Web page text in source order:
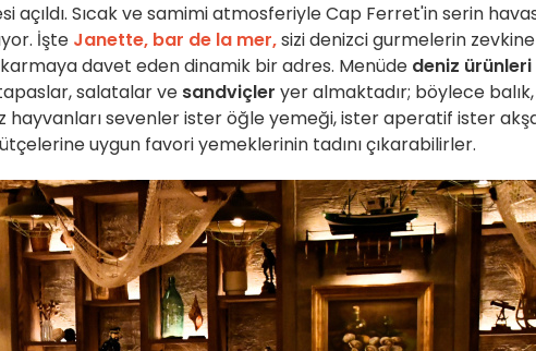
açıldı. Sıcak ve samimi atmosferiyle Cap Ferret'in serin
İşte Janette, bar de la mer,sizi denizci gurmelerin zevkine
davet eden dinamik bir adres. Menüde deniz ürünleri
salatalar ve sandviçler yer almaktadır; böylece balık,
hayvanları sevenler ister öğle yemeği, ister aperatif ister
uygun favori yemeklerinin tadını çıkarabilirler.